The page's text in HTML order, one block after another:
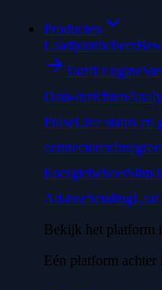
Producten
Laadpuntbeheer
Tariff Engine
Data-inzichten
PulseLive status en
connectoren
EnergiebeheerSlim
Ad-hocbetalingLaat
Bekijk het platform
Eén platform